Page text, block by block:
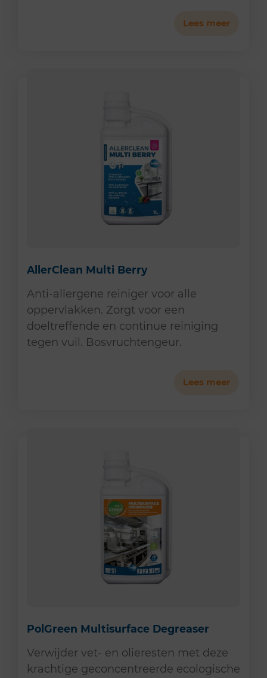
Lees meer
AllerClean Multi Berry
Anti-allergene reiniger voor alle
oppervlakken. Zorgt voor een
doeltreffende en continue reiniging
tegen vuil. Bosvruchtengeur.
Lees meer
PolGreen Multisurface Degreaser
Verwijder vet- en olieresten met deze
krachtige geconcentreerde ecologische